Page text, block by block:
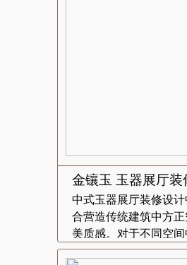
金镶玉 玉器展厅
中式玉器展厅装修设
合营造传统建筑中方
美质感。对于不同空